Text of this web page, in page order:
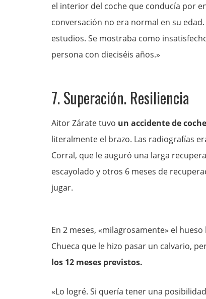
el interior del coche que conducía por
conversación no era normal en su
estudios. Se mostraba como
persona con dieciséis años.»
7. Superación. Resiliencia
Aitor Zárate tuvo un accidente de
literalmente el brazo. Las radiografías
Corral, que le auguró una larga
escayolado y otros 6 meses de
jugar.
En 2 meses, «milagrosamente» el
Chueca que le hizo pasar un calvario,
los 12 meses previstos.
«Lo logré. Si quería tener una